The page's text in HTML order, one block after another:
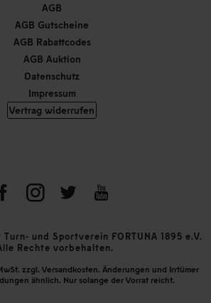
AGB
AGB Gutscheine
AGB Rabattcodes
AGB Auktion
Datenschutz
Impressum
Vertrag widerrufen
und Sportverein FORTUNA 1895 e.V.
Rechte vorbehalten.
zzgl. Versandkosten. Änderungen und Irrtümer
ähnlich. Nur solange der Vorrat reicht.